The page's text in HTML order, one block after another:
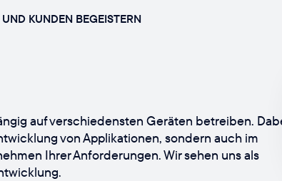
KUNDEN BEGEISTERN
auf verschiedensten Geräten betreiben.
von Applikationen, sondern auch im
Ihrer Anforderungen. Wir sehen uns als